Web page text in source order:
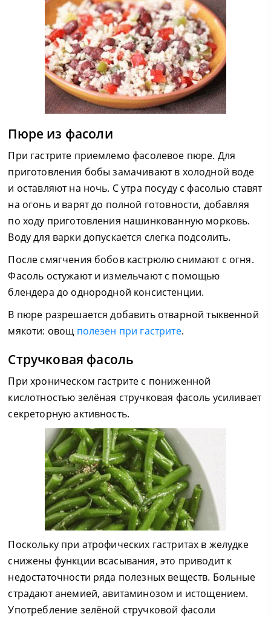
Пюре из фасоли
При гастрите приемлемо фасолевое пюре. Для
приготовления бобы замачивают в холодной воде
и оставляют на ночь. С утра посуду с фасолью ставят
на огонь и варят до полной готовности, добавляя
по ходу приготовления нашинкованную морковь.
Воду для варки допускается слегка подсолить.
После смягчения бобов кастрюлю снимают с огня.
Фасоль остужают и измельчают с помощью
блендера до однородной консистенции.
В пюре разрешается добавить отварной тыквенной
мякоти: овощ полезен при гастрите.
Стручковая фасоль
При хроническом гастрите с пониженной
кислотностью зелёная стручковая фасоль усиливает
секреторную активность.
Поскольку при атрофических гастритах в желудке
снижены функции всасывания, это приводит к
недостаточности ряда полезных веществ. Больные
страдают анемией, авитаминозом и истощением.
Употребление зелёной стручковой фасоли